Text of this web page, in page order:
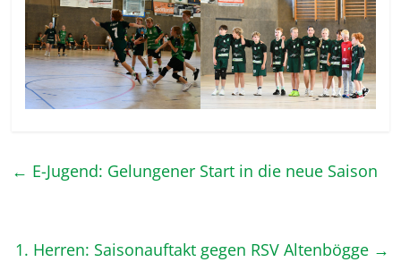
← E-Jugend: Gelungener Start in die neue Saison
1. Herren: Saisonauftakt gegen RSV Altenbögge →